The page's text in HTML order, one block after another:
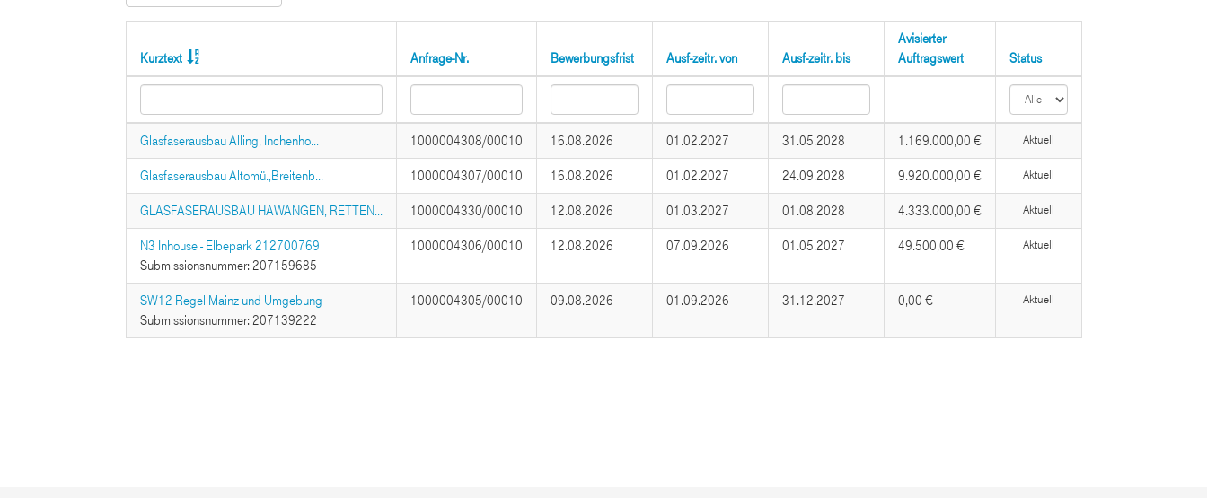
Kurztext Anfrage-Nr. Bewerbungsfrist Ausf-zeitr. von Ausf-zeitr. bis
Avisierter
Auftragswert
Status
Glasfaserausbau Alling, Inchenho... 1000004308/00010 16.08.2026 01.02.2027 31.05.2028 1.169.000,00 € Aktuell
Glasfaserausbau Altomü.,Breitenb... 1000004307/00010 16.08.2026 01.02.2027 24.09.2028 9.920.000,00 € Aktuell
GLASFASERAUSBAU HAWANGEN, RETTEN... 1000004330/00010 12.08.2026 01.03.2027 01.08.2028 4.333.000,00 € Aktuell
N3 Inhouse - Elbepark 212700769
Submissionsnummer: 207159685
1000004306/00010 12.08.2026 07.09.2026 01.05.2027 49.500,00 € Aktuell
SW12 Regel Mainz und Umgebung
Submissionsnummer: 207139222
1000004305/00010 09.08.2026 01.09.2026 31.12.2027 0,00 € Aktuell